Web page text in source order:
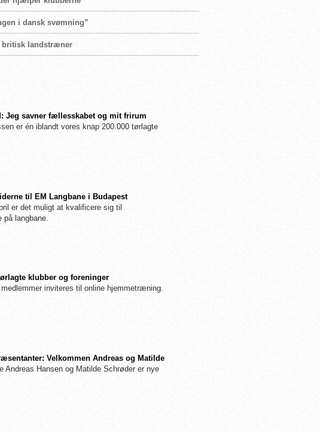
i dansk svømning”
britisk landstræner
Jeg savner fællesskabet og mit frirum
er én iblandt vores knap 200.000 tørlagte
til EM Langbane i Budapest
er det muligt at kvalificere sig til
på langbane.
klubber og foreninger
inviteres til online hjemmetræning.
Velkommen Andreas og Matilde
Andreas Hansen og Matilde Schrøder er nye